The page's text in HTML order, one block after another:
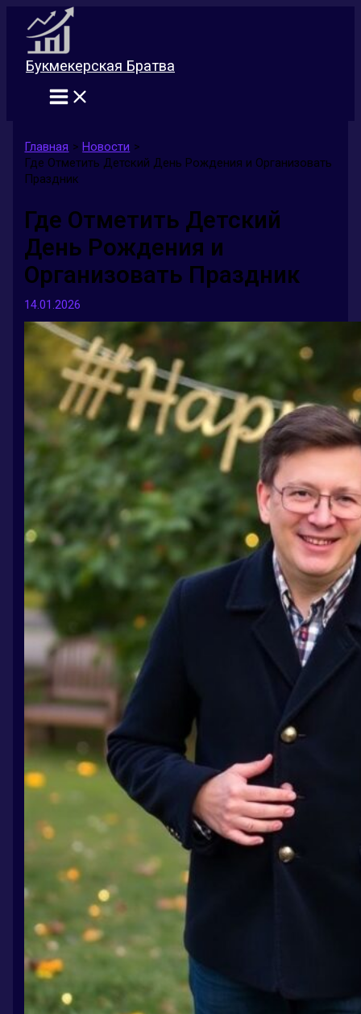
Перейти
содержимому
Букмекерская Братва
Главная
Новости
Где Отметить Детский День Рождения и Организовать
Праздник
Где Отметить Детский
День Рождения и
Организовать Праздник
14.01.2026